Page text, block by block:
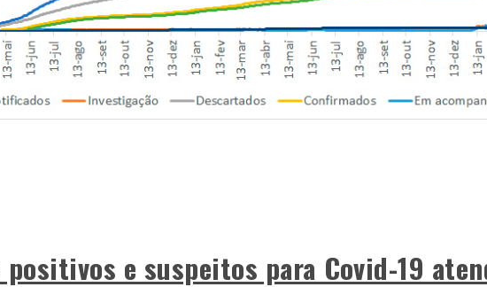
positivos e suspeitos para Covid-19